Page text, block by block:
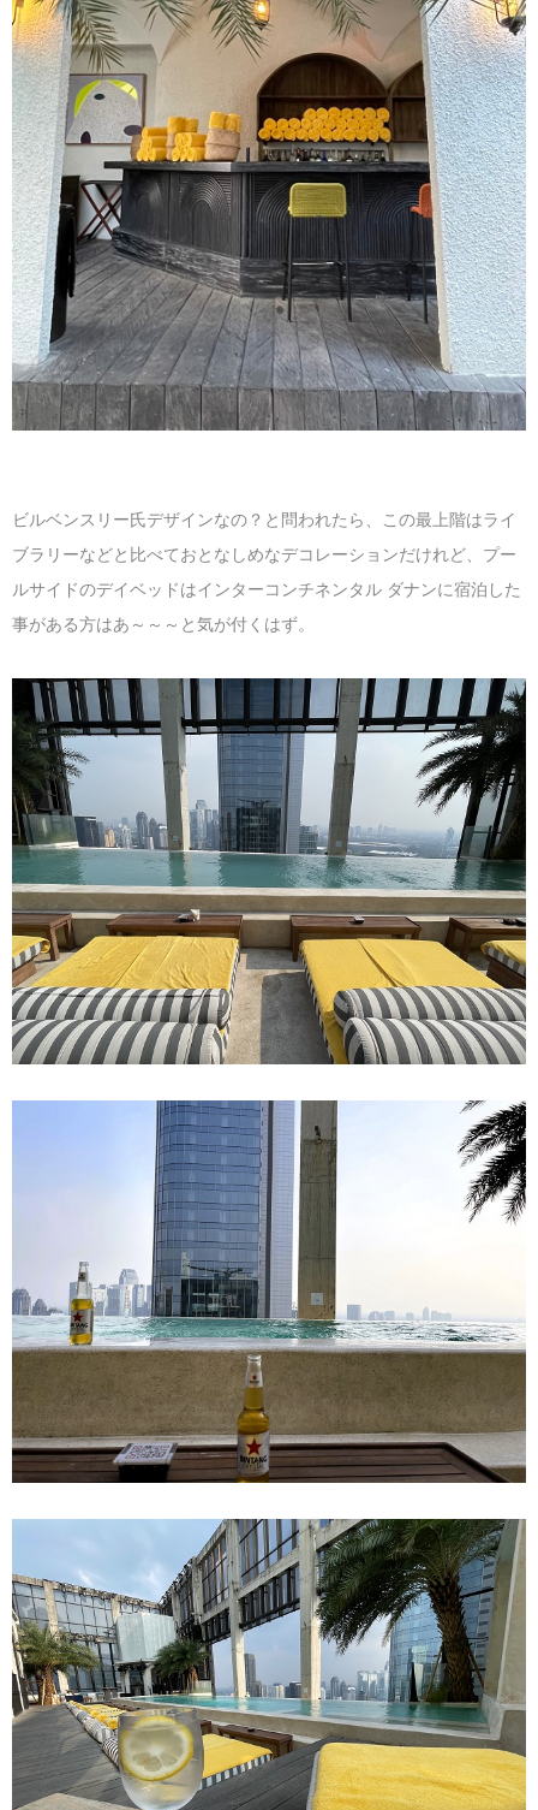
ビルベンスリー氏デザインなの？と問われたら、この最上階はライ
ブラリーなどと比べておとなしめなデコレーションだけれど、プー
ルサイドのデイベッドはインターコンチネンタル ダナンに宿泊した
事がある方はあ～～～と気が付くはず。